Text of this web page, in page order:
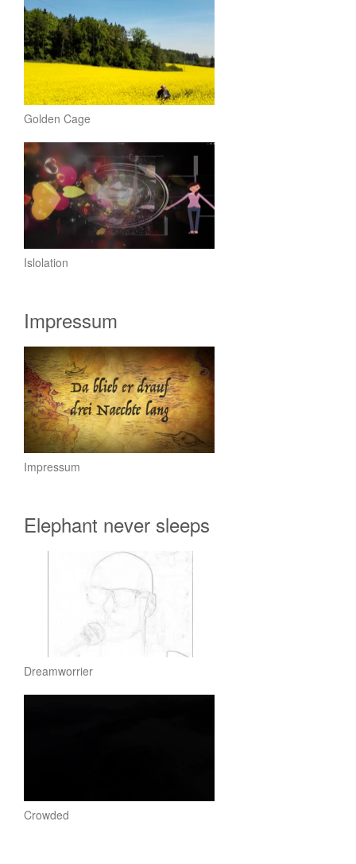
Golden Cage
Islolation
Impressum
Impressum
Elephant never sleeps
Dreamworrier
Crowded